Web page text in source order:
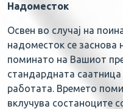
Надоместок
Освен во случај на
надоместок се заснова
поминато на Вашиот
стандардната
работата. Времето
вклучува состаноците